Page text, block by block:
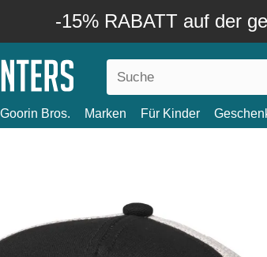
-15% RABATT auf der
Goorin Bros. Marken Für Kinder